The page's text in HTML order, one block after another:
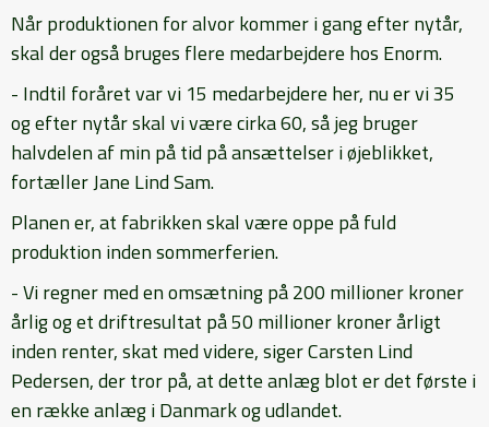
Når produktionen for alvor kommer i gang efter nytår,
skal der også bruges flere medarbejdere hos Enorm.
- Indtil foråret var vi 15 medarbejdere her, nu er vi 35
og efter nytår skal vi være cirka 60, så jeg bruger
halvdelen af min på tid på ansættelser i øjeblikket,
fortæller Jane Lind Sam.
Planen er, at fabrikken skal være oppe på fuld
produktion inden sommerferien.
- Vi regner med en omsætning på 200 millioner kroner
årlig og et driftresultat på 50 millioner kroner årligt
inden renter, skat med videre, siger Carsten Lind
Pedersen, der tror på, at dette anlæg blot er det første i
en række anlæg i Danmark og udlandet.